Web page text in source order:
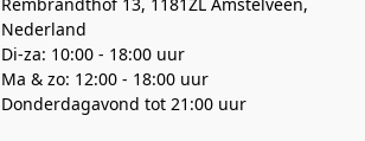
Nederland
Di-za: 10:00 - 18:00 uur
Ma & zo: 12:00 - 18:00 uur
Donderdagavond tot 21:00 uur